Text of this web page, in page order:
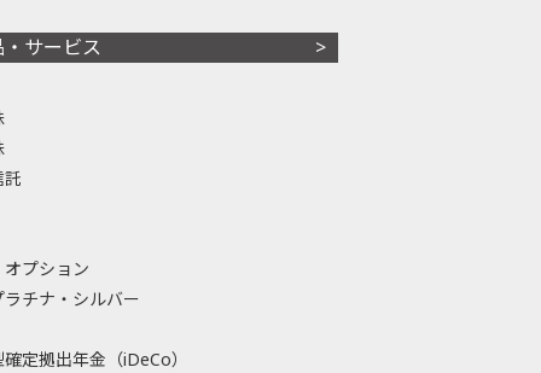
・サービス
託
プション
ラチナ・シルバー
定拠出年金（iDeCo）